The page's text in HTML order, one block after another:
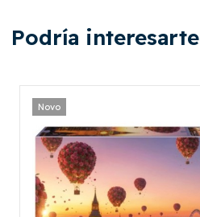
Podría interesarte
Novo